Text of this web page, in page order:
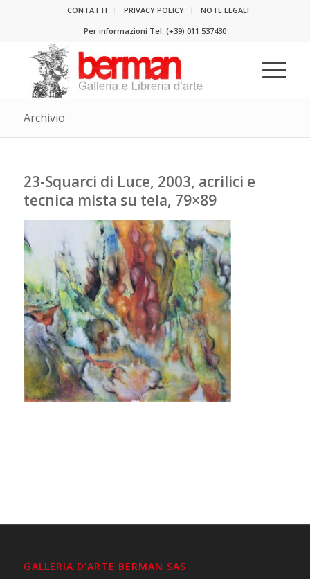
CONTATTI PRIVACY POLICY
NOTE LEGALI
Per informazioni Tel. (+39) 011 537430
Archivio
23-Squarci di Luce, 2003, acrilici e
tecnica mista su tela, 79×89
GALLERIA D’ARTE BERMAN SAS